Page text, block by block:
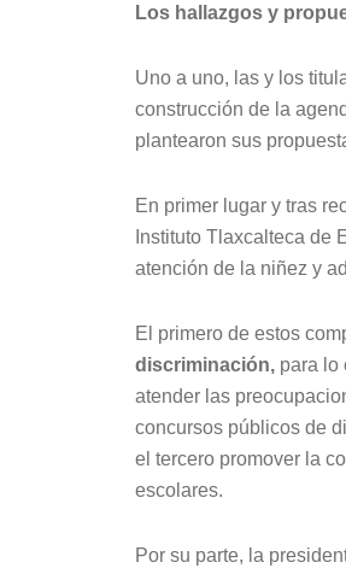
Los hallazgos y
Uno a uno, las y los
construcción de la
plantearon sus
En primer lugar y tras
Instituto Tlaxcalteca de
atención de la niñez y
El primero de estos
discriminación, para lo
atender las
concursos públicos de
el tercero promover la
escolares.
Por su parte, la